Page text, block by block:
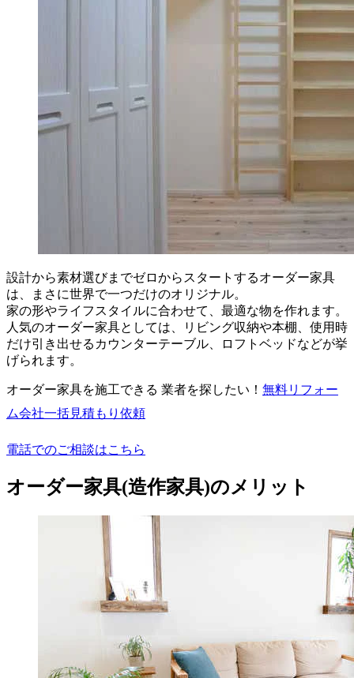
設計から素材選びまでゼロからスタートするオーダー家具
は、まさに世界で一つだけのオリジナル。
家の形やライフスタイルに合わせて、最適な物を作れます。
人気のオーダー家具としては、リビング収納や本棚、使用時
だけ引き出せるカウンターテーブル、ロフトベッドなどが挙
げられます。
オーダー家具を施工できる 業者を探したい！ 無料リフォー
ム会社一括見積もり依頼
電話でのご相談はこちら
オーダー家具(造作家具)のメリット